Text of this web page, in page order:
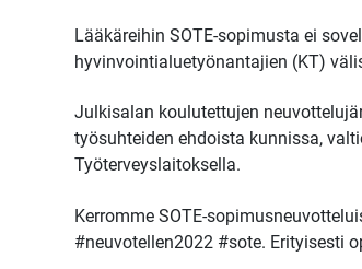
Lääkäreihin SOTE-sopimusta ei
hyvinvointialuetyönantajien (KT)
Julkisalan koulutettujen
työsuhteiden ehdoista kunnissa,
Työterveyslaitoksella.
Kerromme SOTE-
#neuvotellen2022 #sote. Erityisesti